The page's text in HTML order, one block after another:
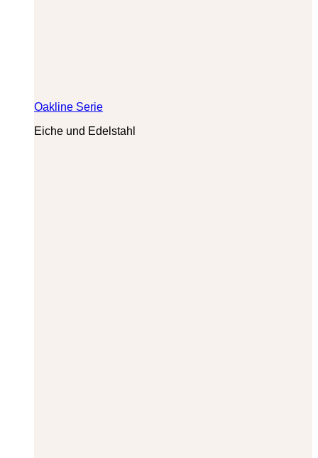
Oakline Serie
Eiche und Edelstahl